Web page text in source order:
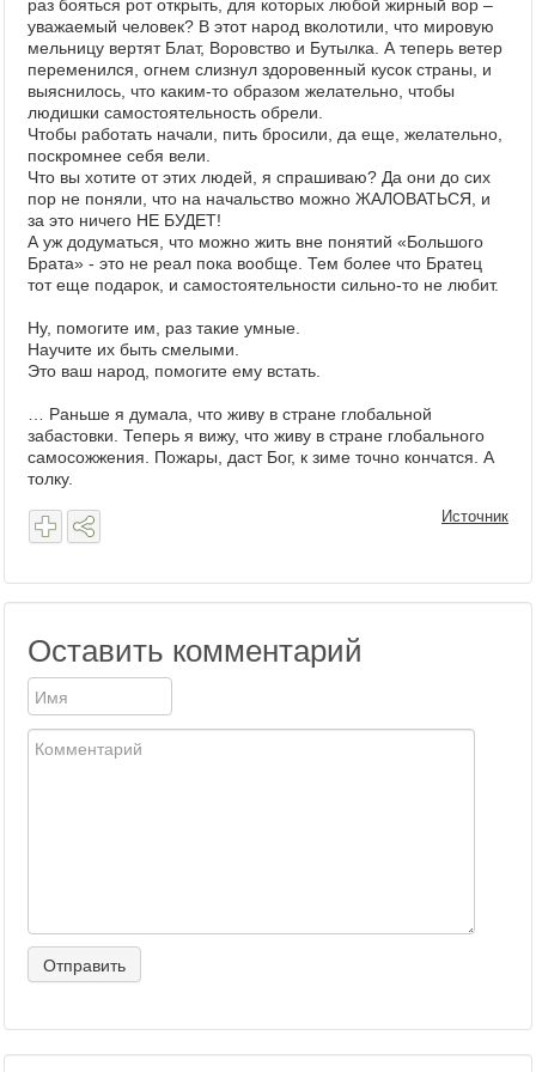
раз бояться рот открыть, для которых любой жирный вор –
уважаемый человек? В этот народ вколотили, что мировую
мельницу вертят Блат, Воровство и Бутылка. А теперь ветер
переменился, огнем слизнул здоровенный кусок страны, и
выяснилось, что каким-то образом желательно, чтобы
людишки самостоятельность обрели.
Чтобы работать начали, пить бросили, да еще, желательно,
поскромнее себя вели.
Что вы хотите от этих людей, я спрашиваю? Да они до сих
пор не поняли, что на начальство можно ЖАЛОВАТЬСЯ, и
за это ничего НЕ БУДЕТ!
А уж додуматься, что можно жить вне понятий «Большого
Брата» - это не реал пока вообще. Тем более что Братец
тот еще подарок, и самостоятельности сильно-то не любит.
Ну, помогите им, раз такие умные.
Научите их быть смелыми.
Это ваш народ, помогите ему встать.
… Раньше я думала, что живу в стране глобальной
забастовки. Теперь я вижу, что живу в стране глобального
самосожжения. Пожары, даст Бог, к зиме точно кончатся. А
толку.
Источник
Оставить комментарий